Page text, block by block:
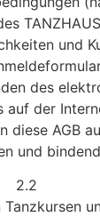
und
des
auf der
diese AGB
und
2.2